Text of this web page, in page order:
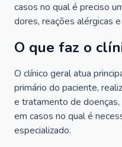
casos no qual é preciso
dores, reações alérgicas
O que faz o
O clínico geral atua
primário do paciente,
e tratamento de
em casos no qual é
especializado.